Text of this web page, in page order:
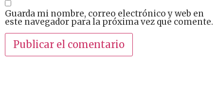
Guarda mi nombre, correo electrónico y web en
este navegador para la próxima vez que comente.